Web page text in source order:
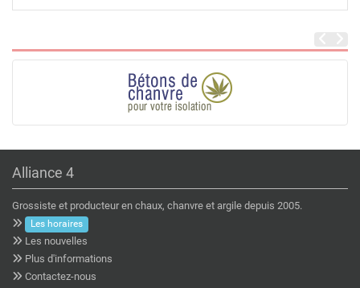
Alliance 4
Grossiste et producteur en chaux, chanvre et argile depuis 2005.
Les horaires
Les nouvelles
Plus d'informations
Contactez-nous